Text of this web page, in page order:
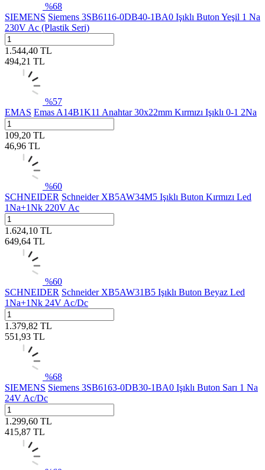
%68
SIEMENS Siemens 3SB6116-0DB40-1BA0 Işıklı Buton Yeşil 1 Na
230V Ac (Plastik Seri)
1.544,40 TL
494,21 TL
%57
EMAS Emas A14B1K11 Anahtar 30x22mm Kırmızı Işıklı 0-1 2Na
109,20 TL
46,96 TL
%60
SCHNEIDER Schneider XB5AW34M5 Işıklı Buton Kırmızı Led
1Na+1Nk 220V Ac
1.624,10 TL
649,64 TL
%60
SCHNEIDER Schneider XB5AW31B5 Işıklı Buton Beyaz Led
1Na+1Nk 24V Ac/Dc
1.379,82 TL
551,93 TL
%68
SIEMENS Siemens 3SB6163-0DB30-1BA0 Işıklı Buton Sarı 1 Na
24V Ac/Dc
1.299,60 TL
415,87 TL